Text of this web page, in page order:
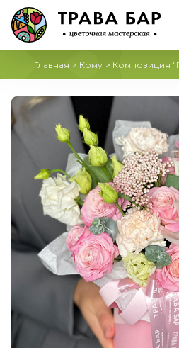
Главная > Кому > Композиция